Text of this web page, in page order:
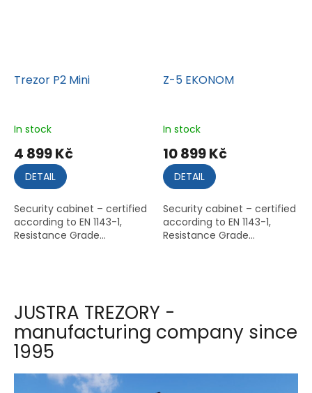
9
Trezor P2 Mini
In stock
4 899 Kč
DETAIL
Security cabinet – certified
according to EN 1143-1,
Resistance Grade...
Z-5 EKONOM
In stock
10 899 Kč
DETAIL
Security cabinet – certified
according to EN 1143-1,
Resistance Grade...
JUSTRA TREZORY -
manufacturing company since
1995